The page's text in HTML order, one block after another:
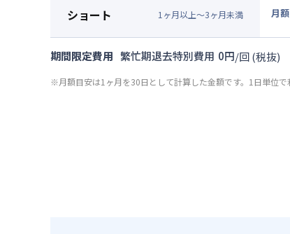
清
そ
光
清
そ
ショート 1 ヶ月以上～3ヶ月未満 月
月
光
期間限定費用 繁忙期退去特別費用 0円/回(税抜)
※月額目安は1ヶ月を30日として計算した金額です。1日単位で